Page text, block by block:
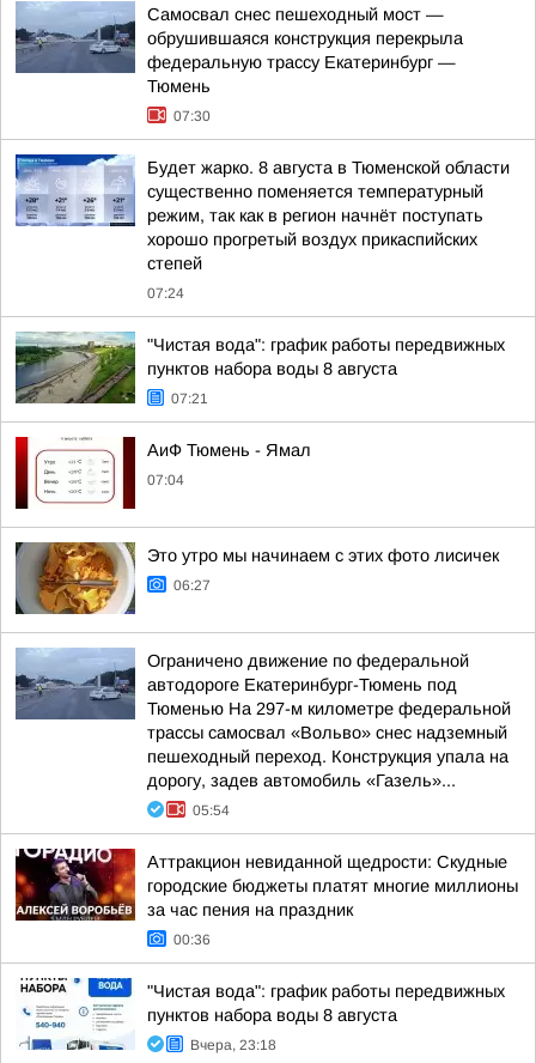
Самосвал снес пешеходный мост —
обрушившаяся конструкция перекрыла
федеральную трассу Екатеринбург —
Тюмень
07:30
Будет жарко. 8 августа в Тюменской области
существенно поменяется температурный
режим, так как в регион начнёт поступать
хорошо прогретый воздух прикаспийских
степей
07:24
"Чистая вода": график работы передвижных
пунктов набора воды 8 августа
07:21
АиФ Тюмень - Ямал
07:04
Это утро мы начинаем с этих фото лисичек
06:27
Ограничено движение по федеральной
автодороге Екатеринбург-Тюмень под
Тюменью На 297-м километре федеральной
трассы самосвал «Вольво» снес надземный
пешеходный переход. Конструкция упала на
дорогу, задев автомобиль «Газель»...
05:54
Аттракцион невиданной щедрости: Скудные
городские бюджеты платят многие миллионы
за час пения на праздник
00:36
"Чистая вода": график работы передвижных
пунктов набора воды 8 августа
Вчера, 23:18